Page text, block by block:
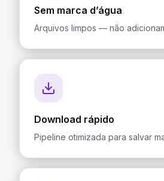
Sem marca d’água
Arquivos limpos — não
Download rápido
Pipeline otimizada para salvar